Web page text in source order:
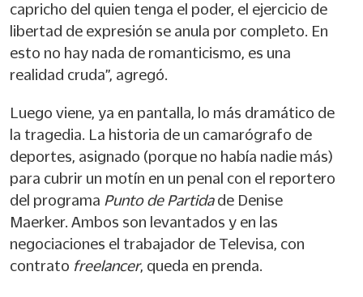
capricho del quien tenga el poder, el ejercicio de
libertad de expresión se anula por completo. En
esto no hay nada de romanticismo, es una
realidad cruda”, agregó.
Luego viene, ya en pantalla, lo más dramático de
la tragedia. La historia de un camarógrafo de
deportes, asignado (porque no había nadie más)
para cubrir un motín en un penal con el reportero
del programa Punto de Partidade Denise
Maerker. Ambos son levantados y en las
negociaciones el trabajador de Televisa, con
contrato freelancer, queda en prenda.